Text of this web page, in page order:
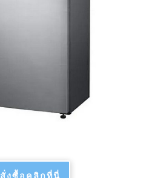
สั่งซื้อคลิกที่นี่